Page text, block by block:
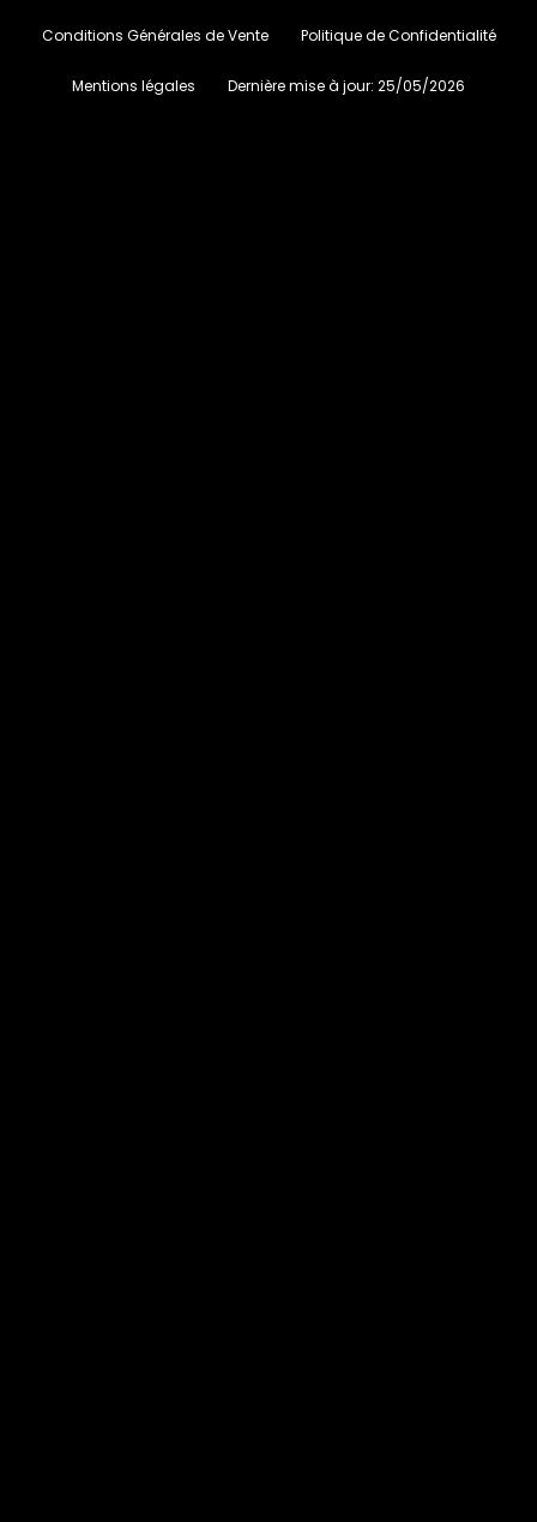
Conditions Générales de Vente Politique de Confidentialité
Mentions légales Dernière mise à jour: 25/05/2026